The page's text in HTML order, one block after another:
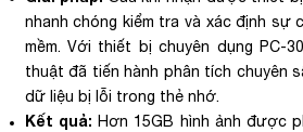
nhanh chóng kiểm tra và xác định sự
mềm. Với thiết bị chuyên dụng PC-
thuật đã tiến hành phân tích chuyên
dữ liệu bị lỗi trong thẻ nhớ.
Kết quả: Hơn 15GB hình ảnh được